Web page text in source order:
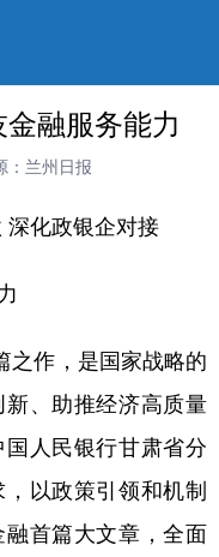
融服务能力
：兰州日报
深化政银企对接
之作，是国家战略的
、助推经济高质量
人民银行甘肃省分
以政策引领和机制
首篇大文章，全面